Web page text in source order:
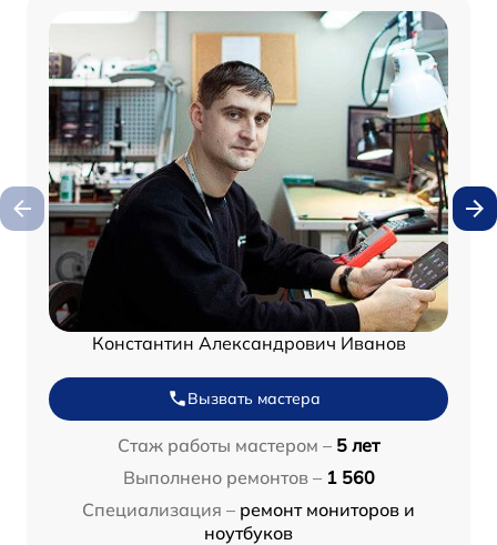
Константин Александрович Иванов
Вызвать мастера
Стаж работы мастером – 5 лет
Выполнено ремонтов – 1 560
Специализация – ремонт мониторов и
ноутбуков